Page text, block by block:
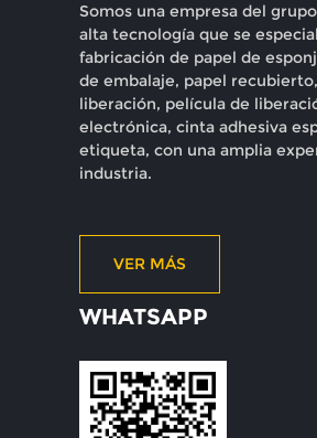
Somos una empresa del
alta tecnología que se
fabricación de papel de
de embalaje, papel
liberación, película de
electrónica, cinta adhesiva
etiqueta, con una amplia
industria.
VER MÁS
WHATSAPP